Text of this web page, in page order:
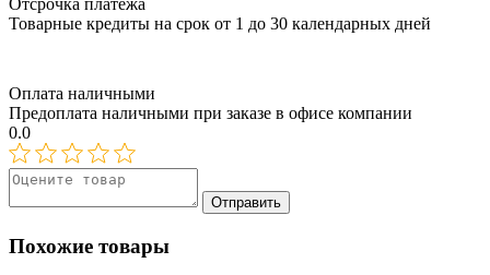
Товарные кредиты на срок от 1 до 30 календарных дней
Оплата наличными
Предоплата наличными при заказе в офисе компании
0.0
Отправить
Похожие товары